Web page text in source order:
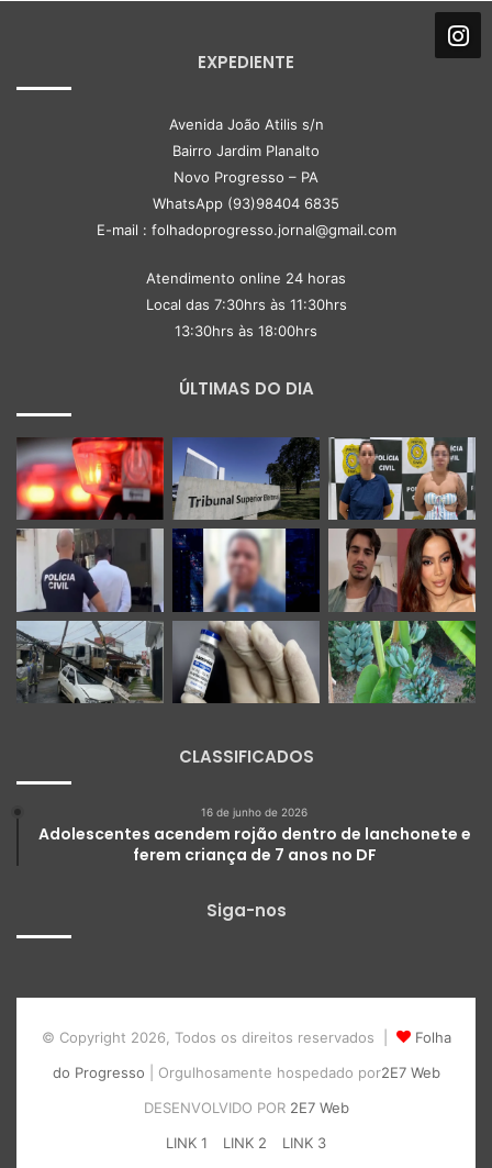
EXPEDIENTE
Avenida João Atilis s/n
Bairro Jardim Planalto
Novo Progresso – PA
WhatsApp (93)98404 6835
E-mail : folhadoprogresso.jornal@gmail.com
Atendimento online 24 horas
Local das 7:30hrs às 11:30hrs
13:30hrs às 18:00hrs
ÚLTIMAS DO DIA
CLASSIFICADOS
16 de junho de 2026
Adolescentes acendem rojão dentro de lanchonete e
ferem criança de 7 anos no DF
Siga-nos
© Copyright 2026, Todos os direitos reservados |
Folha
do Progresso | Orgulhosamente hospedado por2E7 Web
DESENVOLVIDO POR 2E7 Web
LINK 1
LINK 2 LINK 3